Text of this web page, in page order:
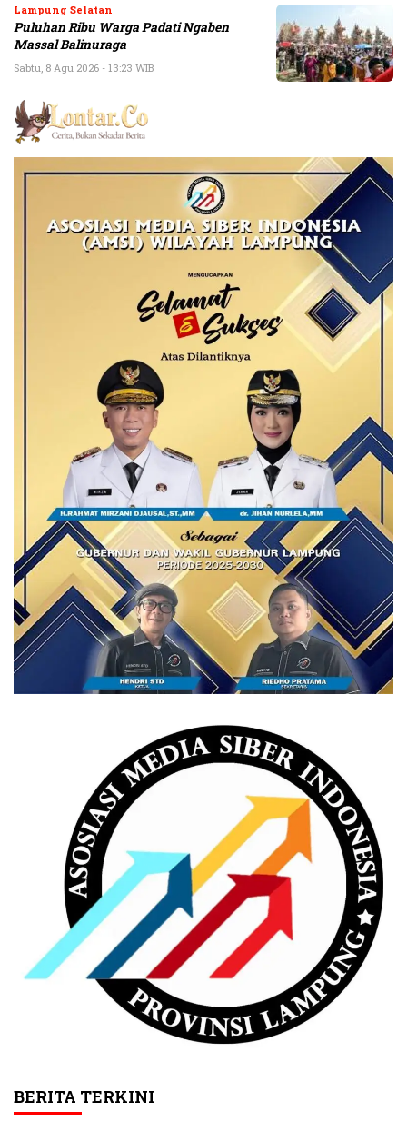
Lampung Selatan
Puluhan Ribu Warga Padati Ngaben
Massal Balinuraga
Sabtu, 8 Agu 2026 - 13:23 WIB
BERITA TERKINI